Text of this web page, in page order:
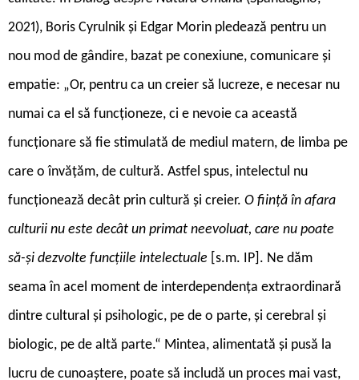
2021), Boris Cyrulnik și Edgar Morin pledează pentru un
nou mod de gândire, bazat pe conexiune, comunicare și
empatie: „Or, pentru ca un creier să lucreze, e necesar nu
numai ca el să funcționeze, ci e nevoie ca această
funcționare să fie stimulată de mediul matern, de limba pe
care o învățăm, de cultură. Astfel spus, intelectul nu
funcționează decât prin cultură și creier. O ființă în afara
culturii nu este decât un primat neevoluat, care nu poate
să-și dezvolte funcțiile intelectuale [s.m. IP]. Ne dăm
seama în acel moment de interdependența extraordinară
dintre cultural și psihologic, pe de o parte, și cerebral și
biologic, pe de altă parte.“ Mintea, alimentată și pusă la
lucru de cunoaștere, poate să includă un proces mai vast,